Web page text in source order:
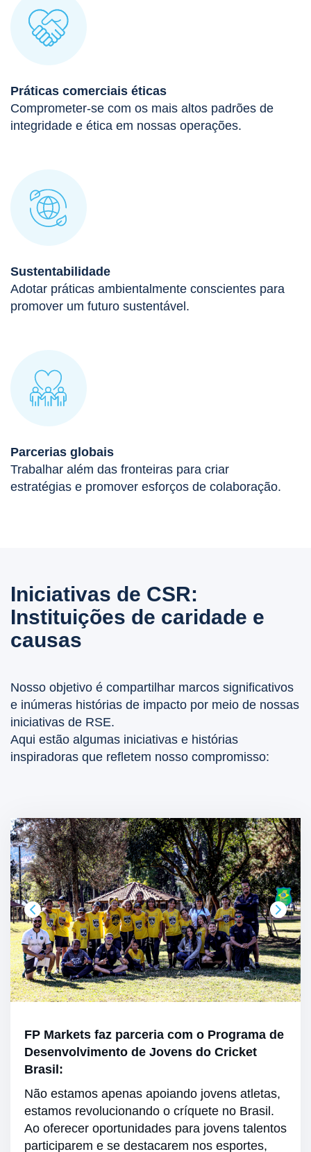
Práticas comerciais éticas
Comprometer-se com os mais altos padrões de
integridade e ética em nossas operações.
Sustentabilidade
Adotar práticas ambientalmente conscientes para
promover um futuro sustentável.
Parcerias globais
Trabalhar além das fronteiras para criar
estratégias e promover esforços de colaboração.
Iniciativas de CSR:
Instituições de caridade e
causas
Nosso objetivo é compartilhar marcos significativos
e inúmeras histórias de impacto por meio de nossas
iniciativas de RSE.
Aqui estão algumas iniciativas e histórias
inspiradoras que refletem nosso compromisso:
FP Markets faz parceria com o Programa de
Desenvolvimento de Jovens do Cricket
Brasil:
Não estamos apenas apoiando jovens atletas,
estamos revolucionando o críquete no Brasil.
Ao oferecer oportunidades para jovens talentos
participarem e se destacarem nos esportes,